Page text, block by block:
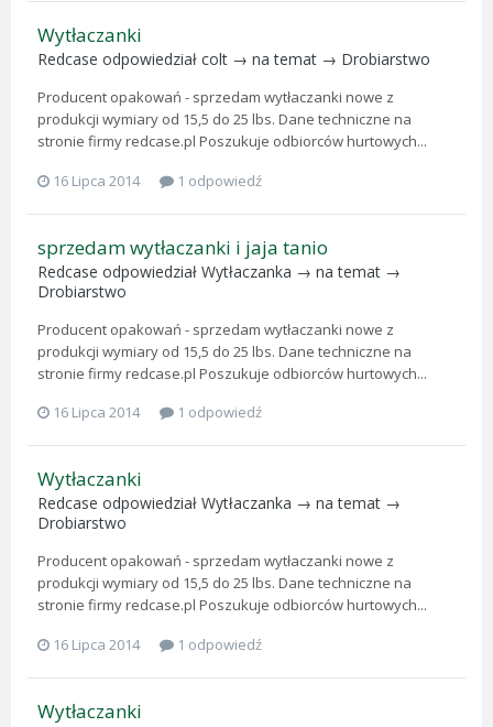
Wytłaczanki
Redcase odpowiedział colt → na temat → Drobiarstwo
Producent opakowań - sprzedam wytłaczanki nowe z
produkcji wymiary od 15,5 do 25 lbs. Dane techniczne na
stronie firmy redcase.pl Poszukuje odbiorców hurtowych...
16 Lipca 2014
1 odpowiedź
sprzedam wytłaczanki i jaja tanio
Redcase odpowiedział Wytłaczanka → na temat →
Drobiarstwo
Producent opakowań - sprzedam wytłaczanki nowe z
produkcji wymiary od 15,5 do 25 lbs. Dane techniczne na
stronie firmy redcase.pl Poszukuje odbiorców hurtowych...
16 Lipca 2014
1 odpowiedź
Wytłaczanki
Redcase odpowiedział Wytłaczanka → na temat →
Drobiarstwo
Producent opakowań - sprzedam wytłaczanki nowe z
produkcji wymiary od 15,5 do 25 lbs. Dane techniczne na
stronie firmy redcase.pl Poszukuje odbiorców hurtowych...
16 Lipca 2014
1 odpowiedź
Wytłaczanki